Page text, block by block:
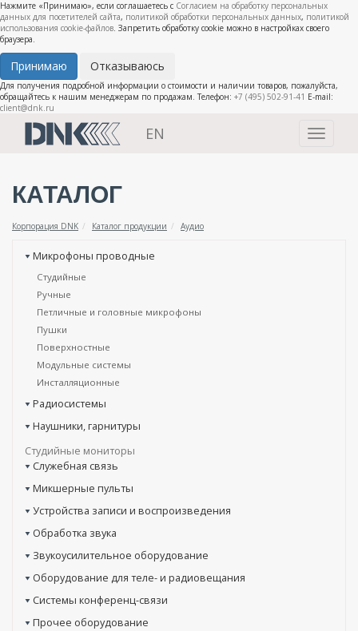
Нажмите «Принимаю», если соглашаетесь с Согласием на обработку персональных
данных для посетителей сайта, политикой обработки персональных данных, политикой
использования cookie-файлов. Запретить обработку cookie можно в настройках своего
браузера.
Принимаю Отказываюсь
Для получения подробной информации о стоимости и наличии товаров, пожалуйста,
обращайтесь к нашим менеджерам по продажам. Телефон: +7 (495) 502-91-41 E-mail:
client@dnk.ru
Toggle
EN
КАТАЛОГ
Корпорация DNK Каталог продукции Аудио
Микрофоны проводные
Студийные
Ручные
Петличные и головные микрофоны
Пушки
Поверхностные
Модульные системы
Инсталляционные
Радиосистемы
Наушники, гарнитуры
Студийные мониторы
Служебная связь
Микшерные пульты
Устройства записи и воспроизведения
Обработка звука
Звукоусилительное оборудование
Оборудование для теле- и радиовещания
Системы конференц-связи
Прочее оборудование